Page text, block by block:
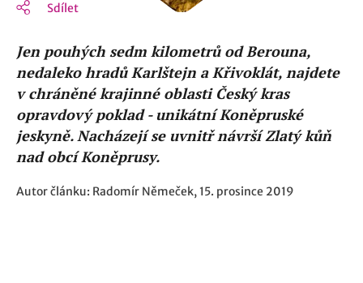
Sdílet
Jen pouhých sedm kilometrů od Berouna,
nedaleko hradů Karlštejn a Křivoklát, najdete
v chráněné krajinné oblasti Český kras
opravdový poklad - unikátní Koněpruské
jeskyně. Nacházejí se uvnitř návrší Zlatý kůň
nad obcí Koněprusy.
Autor článku: Radomír Němeček, 15. prosince 2019